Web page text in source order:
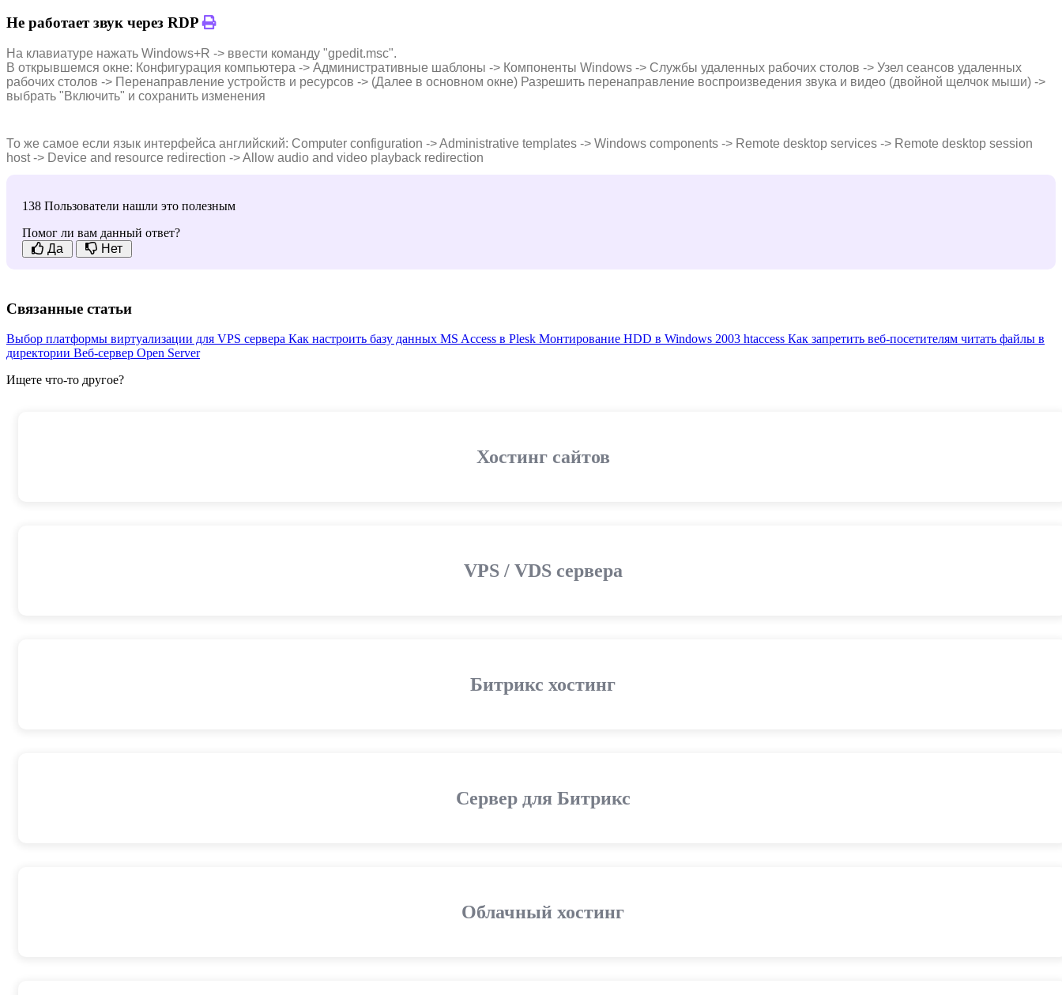
Не работает звук через RDP
На клавиатуре нажать Windows+R -> ввести команду "gpedit.msc".
В открывшемся окне: Конфигурация компьютера -> Административные шаблоны -> Компоненты Windows -> Службы удаленных рабочих столов -> Узел сеансов удаленных
рабочих столов -> Перенаправление устройств и ресурсов -> (Далее в основном окне) Разрешить перенаправление воспроизведения звука и видео (двойной щелчок мыши) ->
выбрать "Включить" и сохранить изменения
То же самое если язык интерфейса английский: Computer configuration -> Administrative templates -> Windows components -> Remote desktop services -> Remote desktop session
host -> Device and resource redirection -> Allow audio and video playback redirection
138 Пользователи нашли это полезным
Помог ли вам данный ответ?
Да
Нет
Связанные статьи
Выбор платформы виртуализации для VPS сервера Как настроить базу данных MS Access в Plesk Монтирование HDD в Windows 2003 htaccess Как запретить веб-посетителям читать файлы в
директории Веб-сервер Open Server
Ищете что-то другое?
Хостинг сайтов
VPS / VDS сервера
Битрикс хостинг
Сервер для Битрикс
Облачный хостинг